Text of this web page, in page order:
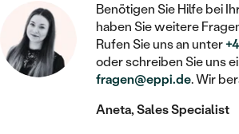
IM SET
GÜNSTIG
LAB GROWN DIAMANTEN
EINFASSEN
FARBIGE DIAMANTEN ZUM
SCHMUCK FÜR KINDER
BROSCHEN
SCHMUCKZUBEHÖR
PIERCINGS
MEDAILLON
KETTEN
HERZKETTEN
SIEGELRINGE
PERSONALISIERT
NACH EDELSTEIN
Benötigen Sie Hilfe bei
haben Sie weitere
Rufen Sie uns an unter
oder schreiben Sie uns
fragen@eppi.de. Wir
Aneta, Sales Specialist